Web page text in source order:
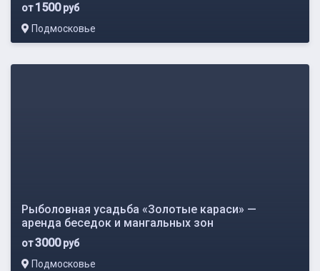
от1500руб
Подмосковье
Рыболовная усадьба «Золотые караси» —
аренда беседок и мангальных зон
от3000руб
Подмосковье